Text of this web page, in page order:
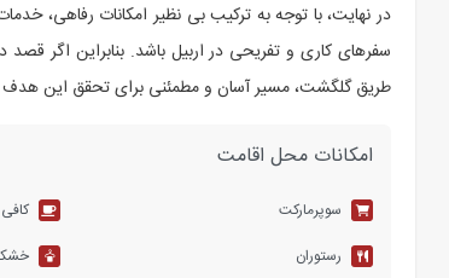
در نهایت، با توجه به ترکیب بی ‌نظیر امکانات رفاهی،
سفرهای کاری و تفریحی در اربیل باشد. بنابراین اگر قصد
طریق گلگشت، مسیر آسان و مطمئنی برای تحقق این هدف
امکانات محل اقامت
سوپرمارکت
رستوران